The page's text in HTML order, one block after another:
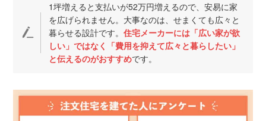
1坪増えると支払いが52万円増えるので、安易に家
を広げられません。大事なのは、せまくても広々と
暮らせる設計です。 住宅メーカーには「広い家が欲
しい」ではなく「費用を抑えて広々と暮らしたい」
と伝えるのがおすすめです。